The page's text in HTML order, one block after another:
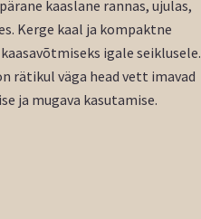
kaaslane rannas, ujulas,
Kerge kaal ja kompaktne
igale seiklusele.
rätikul väga head vett imavad
ja mugava kasutamise.